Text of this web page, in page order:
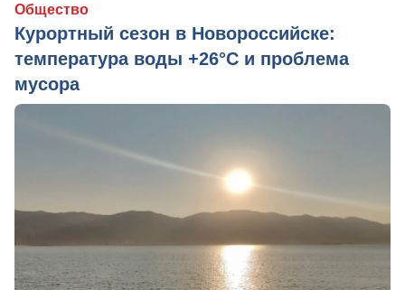
Общество
Курортный сезон в Новороссийске:
температура воды +26°C и проблема
мусора